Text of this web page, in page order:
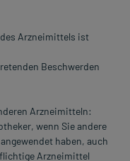
Arzneimittels ist
Beschwerden
Arzneimitteln:
wenn Sie andere
haben, auch
Arzneimittel